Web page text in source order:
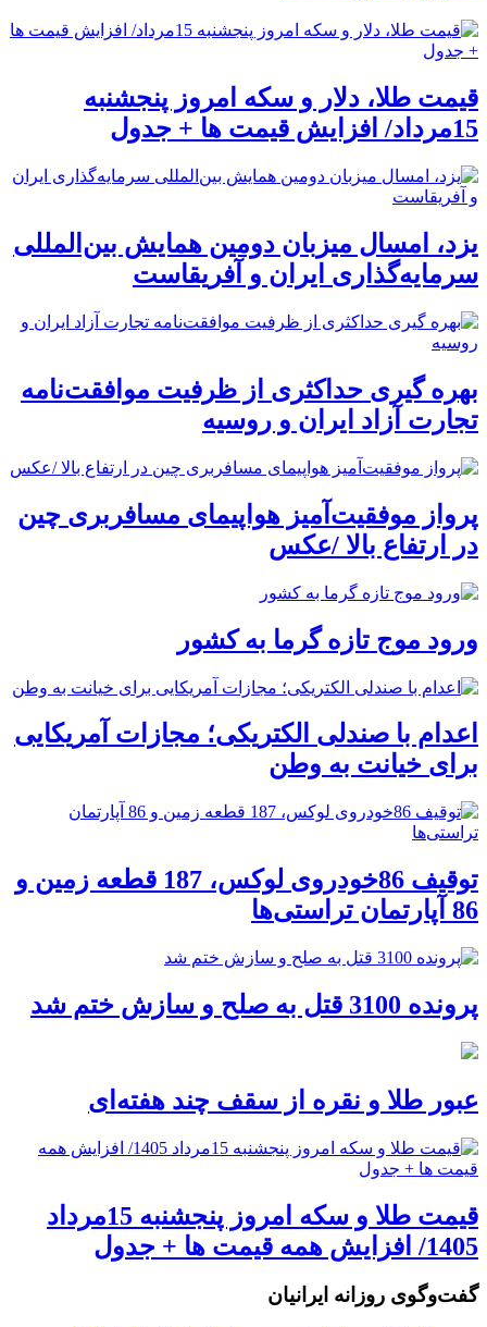
قیمت طلا، دلار و سکه امروز پنجشنبه
15مرداد/ افزایش قیمت ها + جدول
یزد، امسال میزبان دومین همایش بین‌المللی
سرمایه‌گذاری ایران و آفریقاست
بهره گیری حداکثری از ظرفیت موافقت‌نامه
تجارت آزاد ایران و روسیه
پرواز موفقیت‌آمیز هواپیمای مسافربری چین
در ارتفاع بالا /عکس
ورود موج تازه گرما به کشور
اعدام با صندلی الکتریکی؛ مجازات آمریکایی
برای خیانت به وطن
توقیف 86خودروی لوکس، 187 قطعه زمین و
86 آپارتمان تراستی‌ها
پرونده 3100 قتل به صلح و سازش ختم شد
عبور طلا و نقره از سقف چند هفته‌ای
قیمت طلا و سکه امروز پنجشنبه 15مرداد
1405/ افزایش همه قیمت ها + جدول
گفت‌وگوی روزانه ایرانیان